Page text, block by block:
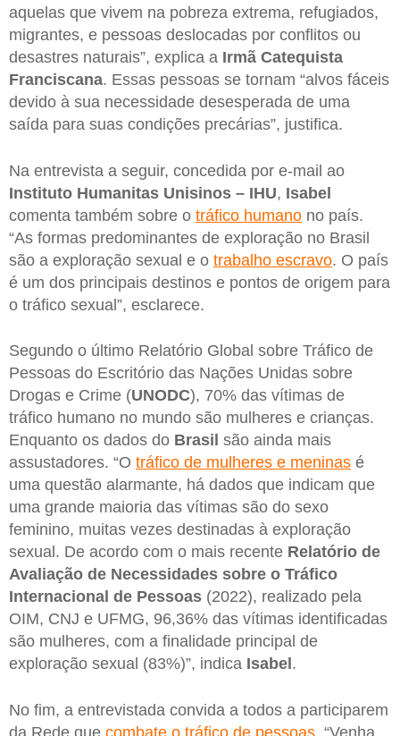
aquelas que vivem na pobreza extrema, refugiados,
migrantes, e pessoas deslocadas por conflitos ou
desastres naturais”, explica a Irmã Catequista
Franciscana. Essas pessoas se tornam “alvos fáceis
devido à sua necessidade desesperada de uma
saída para suas condições precárias”, justifica.
Na entrevista a seguir, concedida por e-mail ao
Instituto Humanitas Unisinos – IHU, Isabel
comenta também sobre o tráfico humano no país.
“As formas predominantes de exploração no Brasil
são a exploração sexual e o trabalho escravo. O país
é um dos principais destinos e pontos de origem para
o tráfico sexual”, esclarece.
Segundo o último Relatório Global sobre Tráfico de
Pessoas do Escritório das Nações Unidas sobre
Drogas e Crime (UNODC), 70% das vítimas de
tráfico humano no mundo são mulheres e crianças.
Enquanto os dados do Brasil são ainda mais
assustadores. “O tráfico de mulheres e meninas é
uma questão alarmante, há dados que indicam que
uma grande maioria das vítimas são do sexo
feminino, muitas vezes destinadas à exploração
sexual. De acordo com o mais recente Relatório de
Avaliação de Necessidades sobre o Tráfico
Internacional de Pessoas (2022), realizado pela
OIM, CNJ e UFMG, 96,36% das vítimas identificadas
são mulheres, com a finalidade principal de
exploração sexual (83%)”, indica Isabel .
No fim, a entrevistada convida a todos a participarem
da Rede que combate o tráfico de pessoas . “Venha